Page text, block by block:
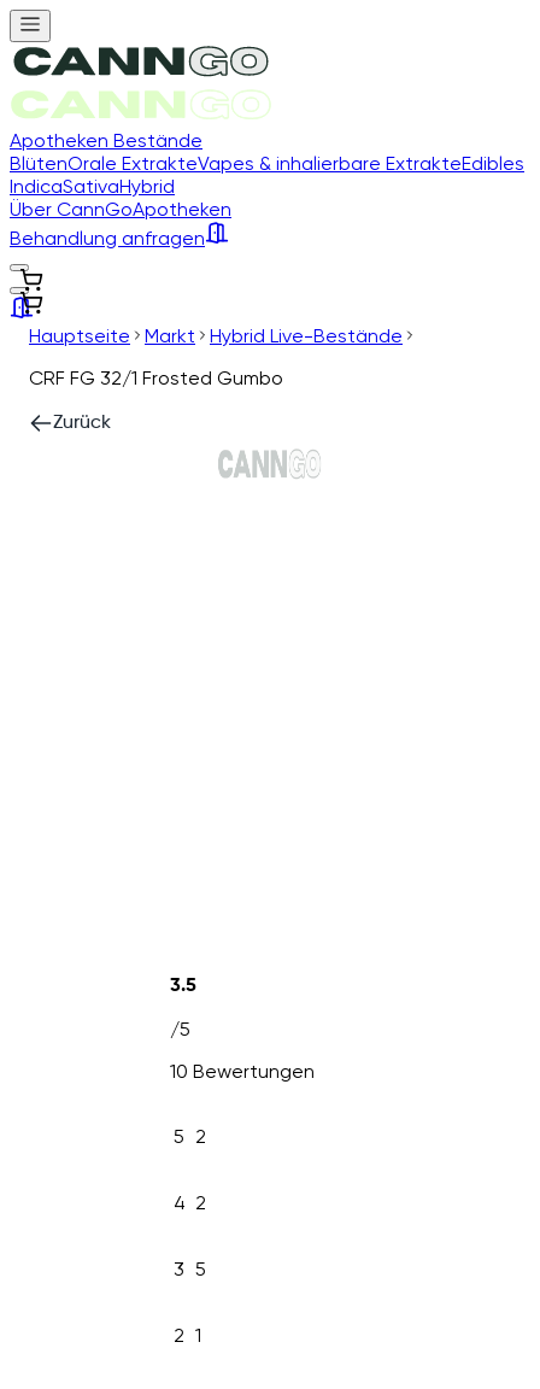
Apotheken Bestände
BlütenOrale ExtrakteVapes & inhalierbare ExtrakteEdibles
IndicaSativaHybrid
Über CannGoApotheken
Behandlung anfragen
Hauptseite Markt
Hybrid Live-Bestände
CRF FG 32/1 Frosted Gumbo
Zurück
3.5
/5
10 Bewertungen
5 2
4 2
3 5
2 1